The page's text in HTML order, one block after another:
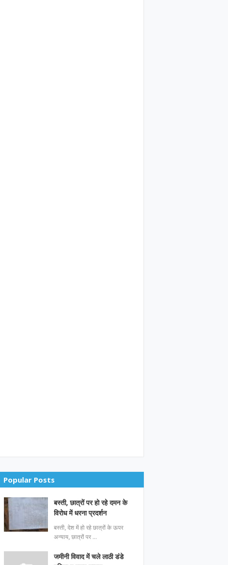
Popular Posts
बस्ती, छात्रों पर हो रहे दमन के
विरोध में धरना प्रदर्शन
बस्ती, देश में हो रहे छात्रों के ऊपर
अन्याय, छात्रों पर …
जमीनी विवाद में चले लाठी डंडे